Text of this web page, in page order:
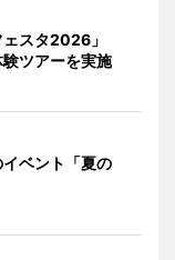
スタ2026」
ツアーを実施
ベント「夏の